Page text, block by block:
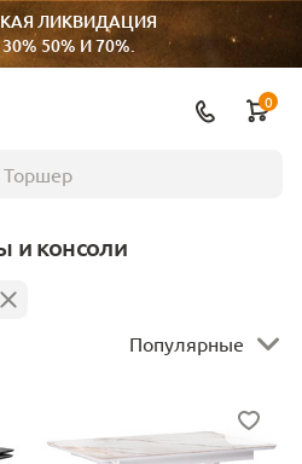
ЛИКВИДАЦИЯ
50% И 70%.
0
и консоли
Популярные